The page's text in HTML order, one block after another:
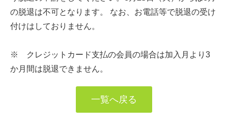
の脱退は不可となります。 なお、お電話等で脱退の受け
付けはしておりません。
※ クレジットカード支払の会員の場合は加入月より3
か月間は脱退できません。
一覧へ戻る